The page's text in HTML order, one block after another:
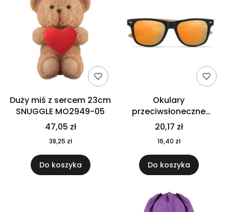
Duży miś z sercem 23cm
SNUGGLE MO2949-05
47,05 zł
38,25 zł
Do koszyka
Okulary
przeciwsłoneczne
CALIFORNIA TOUCH
MO9617-10
20,17 zł
16,40 zł
Do koszyka